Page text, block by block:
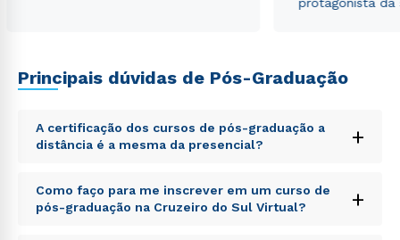
Principais dúvidas de Pós-Graduação
A certificação dos cursos de pós-graduação a
distância é a mesma da presencial?
+
Sed ut perspiciatis unde omnis iste natus error sit
voluptatem accusantium doloremque laudantium,
totam rem aperiam, eaque ipsa quae ab illo inventore
Como faço para me inscrever em um curso de
pós-graduação na Cruzeiro do Sul Virtual?
+